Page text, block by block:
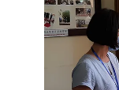
thuận bằng văn
thông tin từ